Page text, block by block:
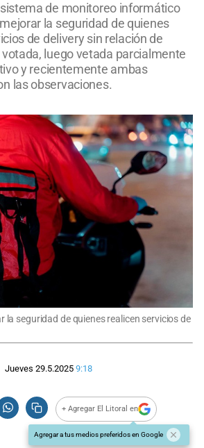
de monitoreo informático
la seguridad de quienes
de delivery sin relación de
luego vetada parcialmente
y recientemente ambas
las observaciones.
la seguridad de quienes realicen servicios de
Jueves 29.5.2025 9:18
+ Agregar El Litoral en
Agregar a tus medios preferidos en Google